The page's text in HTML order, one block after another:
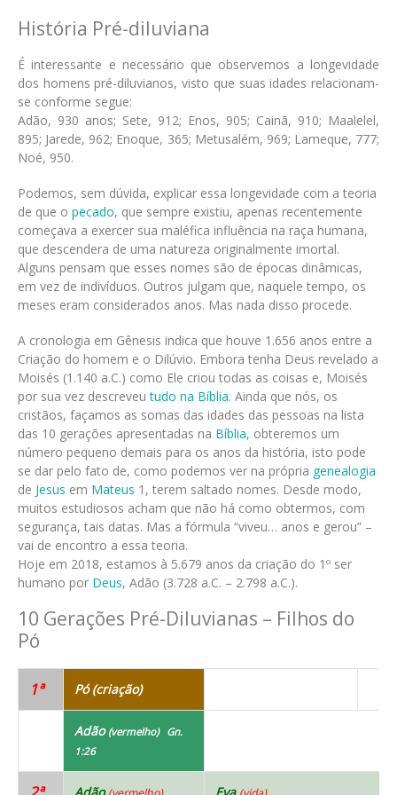
História Pré-diluviana
É interessante e necessário que observemos a longevidade
dos homens pré-diluvianos, visto que suas idades relacionam-
se conforme segue:
Adão, 930 anos; Sete, 912; Enos, 905; Cainã, 910; Maalelel,
895; Jarede, 962; Enoque, 365; Metusalém, 969; Lameque, 777;
Noé, 950.
Podemos, sem dúvida, explicar essa longevidade com a teoria
de que o pecado, que sempre existiu, apenas recentemente
começava a exercer sua maléfica influência na raça humana,
que descendera de uma natureza originalmente imortal.
Alguns pensam que esses nomes são de épocas dinâmicas,
em vez de indivíduos. Outros julgam que, naquele tempo, os
meses eram considerados anos. Mas nada disso procede.
A cronologia em Gênesis indica que houve 1.656 anos entre a
Criação do homem e o Dilúvio. Embora tenha Deus revelado a
Moisés (1.140 a.C.) como Ele criou todas as coisas e, Moisés
por sua vez descreveutudo na Bíblia. Ainda que nós, os
cristãos, façamos as somas das idades das pessoas na lista
das 10 gerações apresentadas na Bíblia, obteremos um
número pequeno demais para os anos da história, isto pode
se dar pelo fato de, como podemos ver na própria genealogia
de Jesus em Mateus 1, terem saltado nomes. Desde modo,
muitos estudiosos acham que não há como obtermos, com
segurança, tais datas. Mas a fórmula “viveu… anos e gerou” –
vai de encontro a essa teoria.
Hoje em 2018, estamos à 5.679 anos da criação do 1º ser
humano por Deus, Adão (3.728 a.C. – 2.798 a.C.).
10 Gerações Pré-Diluvianas – Filhos do
Pó
1ª Pó (criação)
Adão (vermelho) Gn.
1:26
Adão Eva